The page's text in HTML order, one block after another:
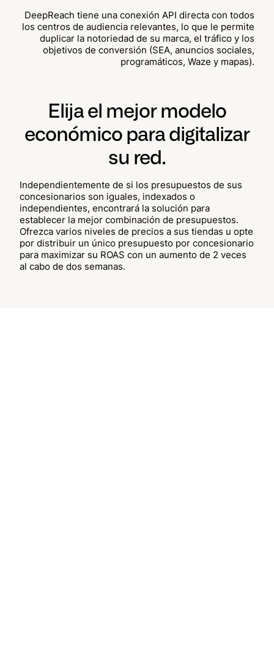
DeepReach tiene una conexión API directa con todos
los centros de audiencia relevantes, lo que le permite
duplicar la notoriedad de su marca, el tráfico y los
objetivos de conversión (SEA, anuncios sociales,
programáticos, Waze y mapas).
Elija el mejor modelo
económico para digitalizar
su red.
Independientemente de si los presupuestos de sus
concesionarios son iguales, indexados o
independientes, encontrará la solución para
establecer la mejor combinación de presupuestos.
Ofrezca varios niveles de precios a sus tiendas u opte
por distribuir un único presupuesto por concesionario
para maximizar su ROAS con un aumento de 2 veces
al cabo de dos semanas.